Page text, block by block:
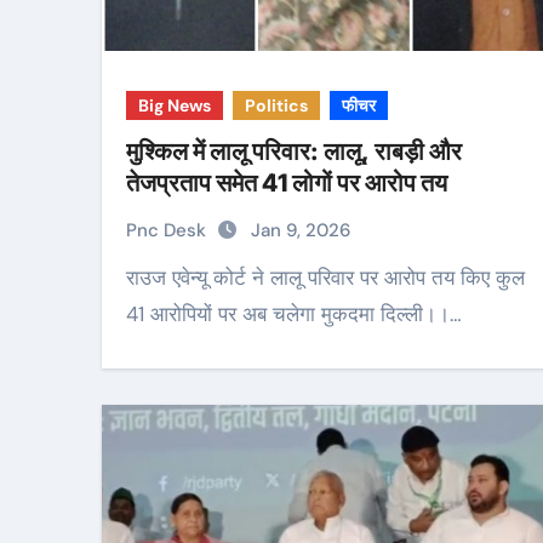
Big News Politics फीचर
मुश्किल में लालू परिवार: लालू, राबड़ी और
तेजप्रताप समेत 41 लोगों पर आरोप तय
Pnc Desk Jan 9, 2026
राउज एवेन्यू कोर्ट ने लालू परिवार पर आरोप तय किए कुल
41 आरोपियों पर अब चलेगा मुकदमा दिल्ली।।…